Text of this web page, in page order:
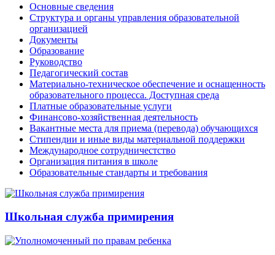
Основные сведения
Структура и органы управления образовательной
организацией
Документы
Образование
Руководство
Педагогический состав
Материально-техническое обеспечение и оснащенность
образовательного процесса. Доступная среда
Платные образовательные услуги
Финансово-хозяйственная деятельность
Вакантные места для приема (перевода) обучающихся
Стипендии и иные виды материальной поддержки
Международное сотрудничестство
Организация питания в школе
Образовательные стандарты и требования
Школьная служба примирения